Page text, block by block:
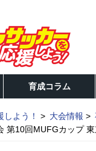
育成コラム
よう！ 大会情報
第10回MUFGカップ